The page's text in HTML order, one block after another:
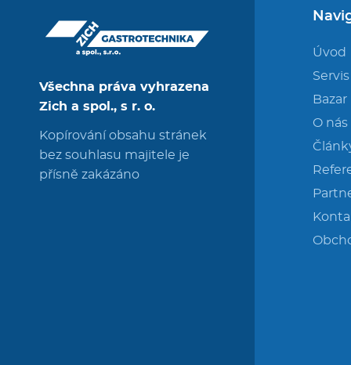
Všechna práva vyhrazena
Zich a spol., s r. o.
Kopírování obsahu stránek
bez souhlasu majitele je
přísně zakázáno
Úvod
Servis
Bazar
O nás